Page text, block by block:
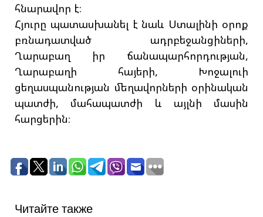
հնարավոր է։
Հյուրը պատասխանել է նաև Ստալինի օրոք
բռնադատված ադրբեջանցիների,
Ղարաբաղ իր ճանապարհորդության,
Ղարաբաղի հայերի, Խոջալուի
ցեղասպանության մեղավորների օրինական
պատժի, մահապատժի և այլնի մասին
հարցերին։
Читайте также